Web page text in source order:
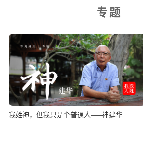
专题
我姓神，但我只是个普通人——神建华